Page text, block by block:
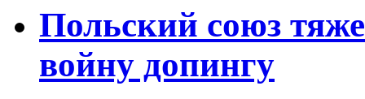
Польский союз
войну допингу